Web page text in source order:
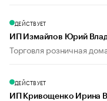
ДЕЙСТВУЕТ
ИП Измайлов Юрий
Торговля розничная
ДЕЙСТВУЕТ
ИП Кривощенко Ирина